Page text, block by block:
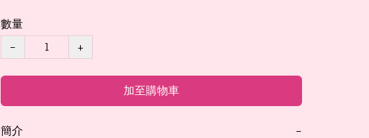
數量
−
+
加至購物車
簡介 −